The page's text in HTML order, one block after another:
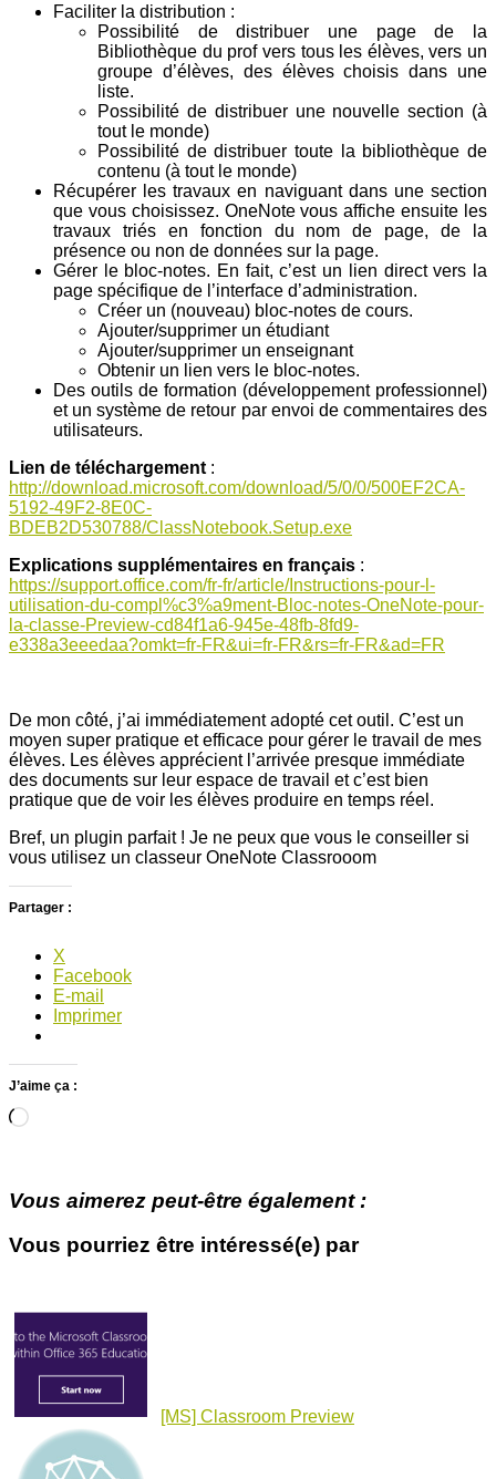
Faciliter la distribution :
Possibilité de distribuer une page de la
Bibliothèque du prof vers tous les élèves, vers un
groupe d’élèves, des élèves choisis dans une
liste.
Possibilité de distribuer une nouvelle section (à
tout le monde)
Possibilité de distribuer toute la bibliothèque de
contenu (à tout le monde)
Récupérer les travaux en naviguant dans une section
que vous choisissez. OneNote vous affiche ensuite les
travaux triés en fonction du nom de page, de la
présence ou non de données sur la page.
Gérer le bloc-notes. En fait, c’est un lien direct vers la
page spécifique de l’interface d’administration.
Créer un (nouveau) bloc-notes de cours.
Ajouter/supprimer un étudiant
Ajouter/supprimer un enseignant
Obtenir un lien vers le bloc-notes.
Des outils de formation (développement professionnel)
et un système de retour par envoi de commentaires des
utilisateurs.
Lien de téléchargement :
http://download.microsoft.com/download/5/0/0/500EF2CA-
5192-49F2-8E0C-
BDEB2D530788/ClassNotebook.Setup.exe
Explications supplémentaires en français :
https://support.office.com/fr-fr/article/Instructions-pour-l-
utilisation-du-compl%c3%a9ment-Bloc-notes-OneNote-pour-
la-classe-Preview-cd84f1a6-945e-48fb-8fd9-
e338a3eeedaa?omkt=fr-FR&ui=fr-FR&rs=fr-FR&ad=FR
De mon côté, j’ai immédiatement adopté cet outil. C’est un
moyen super pratique et efficace pour gérer le travail de mes
élèves. Les élèves apprécient l’arrivée presque immédiate
des documents sur leur espace de travail et c’est bien
pratique que de voir les élèves produire en temps réel.
Bref, un plugin parfait ! Je ne peux que vous le conseiller si
vous utilisez un classeur OneNote Classrooom
Partager :
X
Facebook
E-mail
Imprimer
J’aime ça :
Chargement…
Vous aimerez peut-être également :
Vous pourriez être intéressé(e) par
[MS] Classroom Preview